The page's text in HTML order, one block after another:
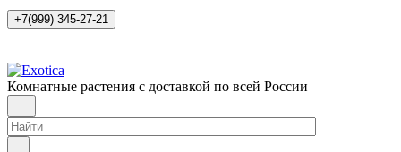
+7(999) 345-27-21
Комнатные растения с доставкой по всей России